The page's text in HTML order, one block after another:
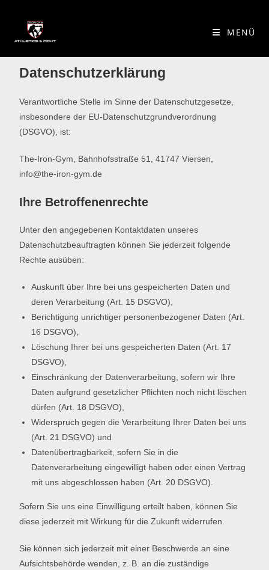
MENÜ
Datenschutzerklärung
Verantwortliche Stelle im Sinne der Datenschutzgesetze,
insbesondere der EU-Datenschutzgrundverordnung
(DSGVO), ist:
The-Iron-Gym, Bahnhofsstraße 51, 41747 Viersen,
info@the-iron-gym.de
Ihre Betroffenenrechte
Unter den angegebenen Kontaktdaten unseres
Datenschutzbeauftragten können Sie jederzeit folgende
Rechte ausüben:
Auskunft über Ihre bei uns gespeicherten Daten und
deren Verarbeitung (Art. 15 DSGVO),
Berichtigung unrichtiger personenbezogener Daten (Art.
16 DSGVO),
Löschung Ihrer bei uns gespeicherten Daten (Art. 17
DSGVO),
Einschränkung der Datenverarbeitung, sofern wir Ihre
Daten aufgrund gesetzlicher Pflichten noch nicht löschen
dürfen (Art. 18 DSGVO),
Widerspruch gegen die Verarbeitung Ihrer Daten bei uns
(Art. 21 DSGVO) und
Datenübertragbarkeit, sofern Sie in die
Datenverarbeitung eingewilligt haben oder einen Vertrag
mit uns abgeschlossen haben (Art. 20 DSGVO).
Sofern Sie uns eine Einwilligung erteilt haben, können Sie
diese jederzeit mit Wirkung für die Zukunft widerrufen.
Sie können sich jederzeit mit einer Beschwerde an eine
Aufsichtsbehörde wenden, z. B. an die zuständige